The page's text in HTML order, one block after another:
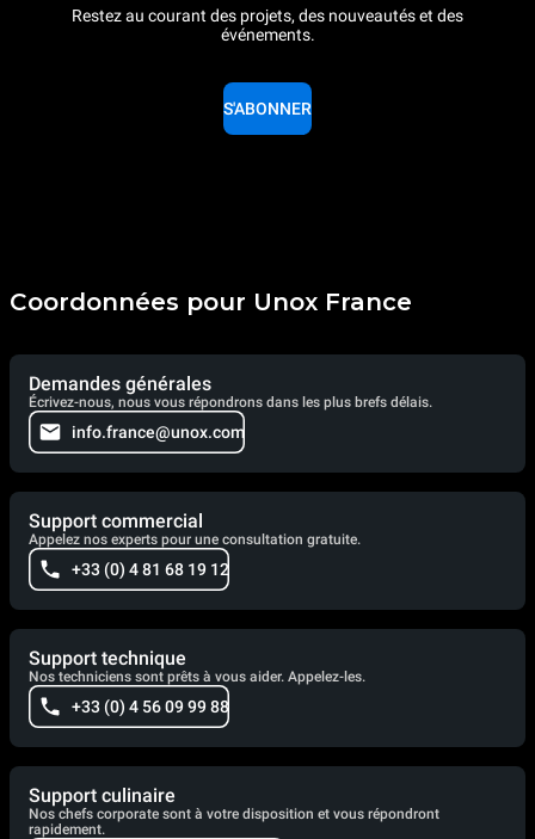
Restez au courant des projets, des nouveautés et des
événements.
S'ABONNER
Coordonnées pour Unox France
Demandes générales
Écrivez-nous, nous vous répondrons dans les plus brefs délais.
info.france@unox.com
Support commercial
Appelez nos experts pour une consultation gratuite.
+33 (0) 4 81 68 19 12
Support technique
Nos techniciens sont prêts à vous aider. Appelez-les.
+33 (0) 4 56 09 99 88
Support culinaire
Nos chefs corporate sont à votre disposition et vous répondront
rapidement.